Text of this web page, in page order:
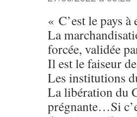
« C’est le pays
La
forcée, validée
Il est le faiseur
Les institutions
La libération du
prégnante…Si